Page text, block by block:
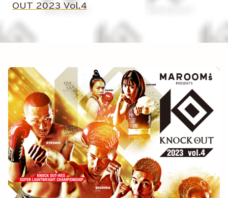
OUT 2023 Vol.4